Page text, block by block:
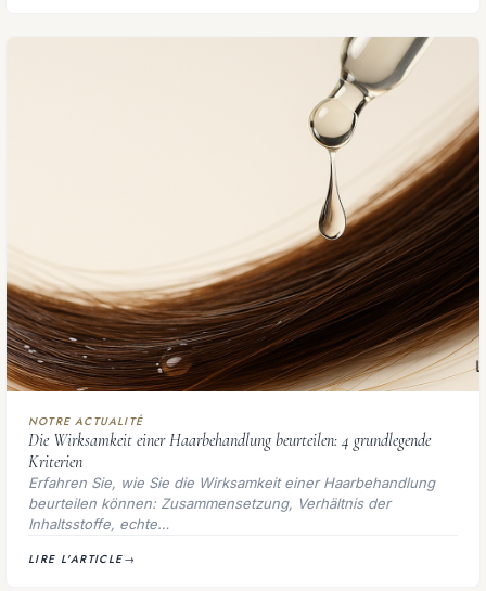
NOTRE ACTUALITÉ
Die Wirksamkeit einer Haarbehandlung beurteilen: 4 grundlegende
Kriterien
Erfahren Sie, wie Sie die Wirksamkeit einer Haarbehandlung
beurteilen können: Zusammensetzung, Verhältnis der
Inhaltsstoffe, echte…
LIRE L'ARTICLE→